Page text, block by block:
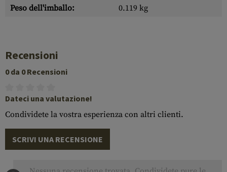
Peso dell'imballo:
0.119 kg
Recensioni
0 da 0 Recensioni
Dateci una valutazione!
Condividete la vostra esperienza con altri clienti.
SCRIVI UNA RECENSIONE